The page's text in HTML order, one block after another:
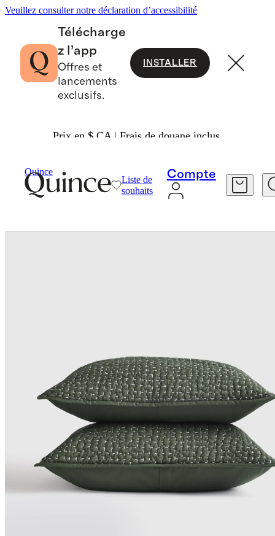
Veuillez consulter notre déclaration d’accessibilité
Télécharge
z l’app
Offres et
lancements
exclusifs.
INSTALLER
Prix en $ CA | Frais de douane inclus.
Quince
Liste de
souhaits
Compte